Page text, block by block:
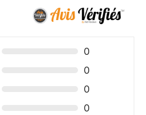
0
0
0
0